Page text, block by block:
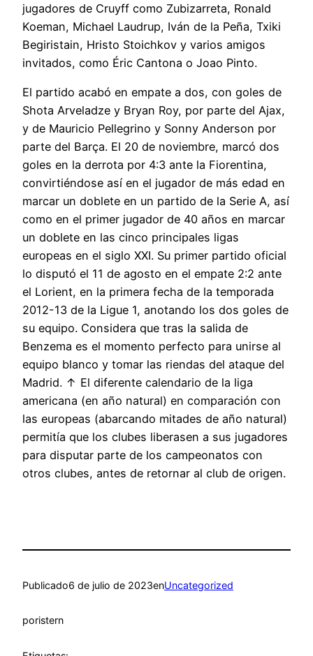
jugadores de Cruyff como Zubizarreta, Ronald
Koeman, Michael Laudrup, Iván de la Peña, Txiki
Begiristain, Hristo Stoichkov y varios amigos
invitados, como Éric Cantona o Joao Pinto.
El partido acabó en empate a dos, con goles de
Shota Arveladze y Bryan Roy, por parte del Ajax,
y de Mauricio Pellegrino y Sonny Anderson por
parte del Barça. El 20 de noviembre, marcó dos
goles en la derrota por 4:3 ante la Fiorentina,
convirtiéndose así en el jugador de más edad en
marcar un doblete en un partido de la Serie A, así
como en el primer jugador de 40 años en marcar
un doblete en las cinco principales ligas
europeas en el siglo XXI. Su primer partido oficial
lo disputó el 11 de agosto en el empate 2:2 ante
el Lorient, en la primera fecha de la temporada
2012-13 de la Ligue 1, anotando los dos goles de
su equipo. Considera que tras la salida de
Benzema es el momento perfecto para unirse al
equipo blanco y tomar las riendas del ataque del
Madrid. ↑ El diferente calendario de la liga
americana (en año natural) en comparación con
las europeas (abarcando mitades de año natural)
permitía que los clubes liberasen a sus jugadores
para disputar parte de los campeonatos con
otros clubes, antes de retornar al club de origen.
Publicado6 de julio de 2023enUncategorized
poristern